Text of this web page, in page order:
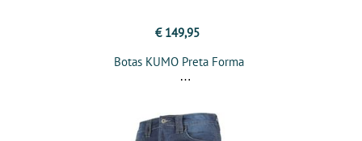
€ 149,95
Botas KUMO Preta Forma